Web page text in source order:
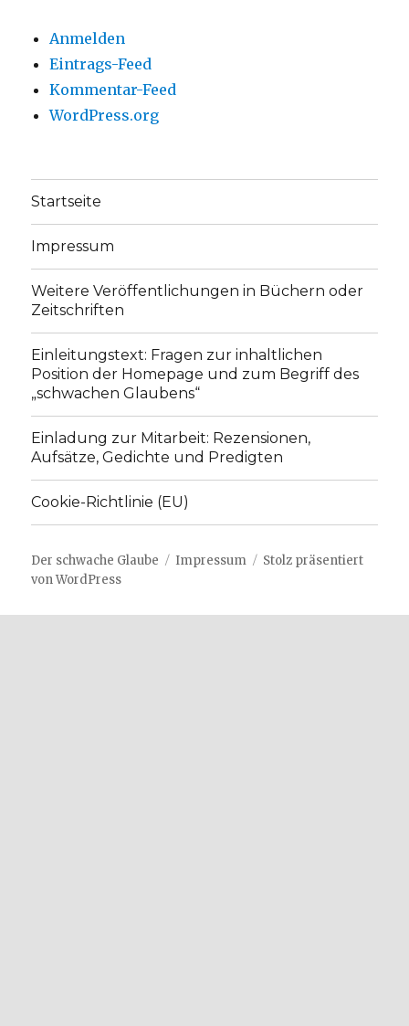
Anmelden
Eintrags-Feed
Kommentar-Feed
WordPress.org
Startseite
Impressum
Weitere Veröffentlichungen in Büchern oder
Zeitschriften
Einleitungstext: Fragen zur inhaltlichen
Position der Homepage und zum Begriff des
„schwachen Glaubens“
Einladung zur Mitarbeit: Rezensionen,
Aufsätze, Gedichte und Predigten
Cookie-Richtlinie (EU)
Der schwache Glaube Impressum
Stolz präsentiert
von WordPress